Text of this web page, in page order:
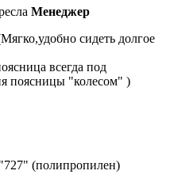
Менеджер
сидеть долгое
всегда под
поясницы "колесом" )
(полипропилен)